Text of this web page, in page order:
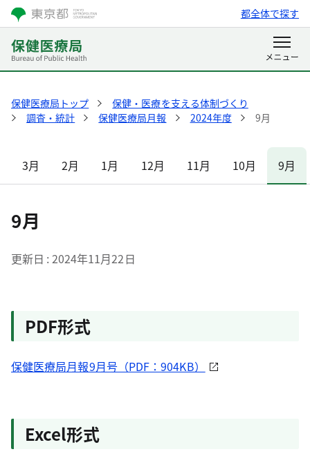
都全体で探す
保健医療局トップ
保健・医療を支える体制づくり
調査・統計
保健医療局月報 2024年度 9月
3月 2月 1月 12月 11月 10月 9月
9月
更新日 2024年11月22日
PDF形式
保健医療局月報9月号（PDF：904KB）
Excel形式